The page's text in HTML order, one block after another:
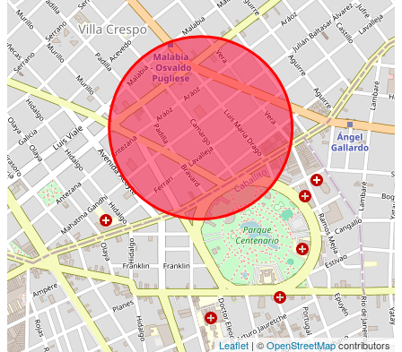
Leaflet | ©OpenStreetMapcontributors